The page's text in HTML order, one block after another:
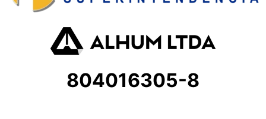
804016305-8